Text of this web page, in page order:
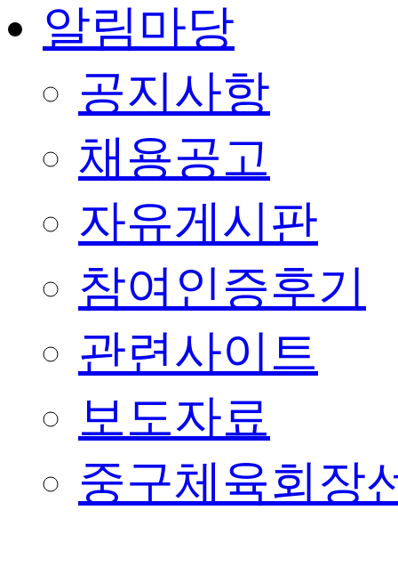
알림마당
공지사항
채용공고
자유게시판
참여인증후기
관련사이트
보도자료
중구체육회장